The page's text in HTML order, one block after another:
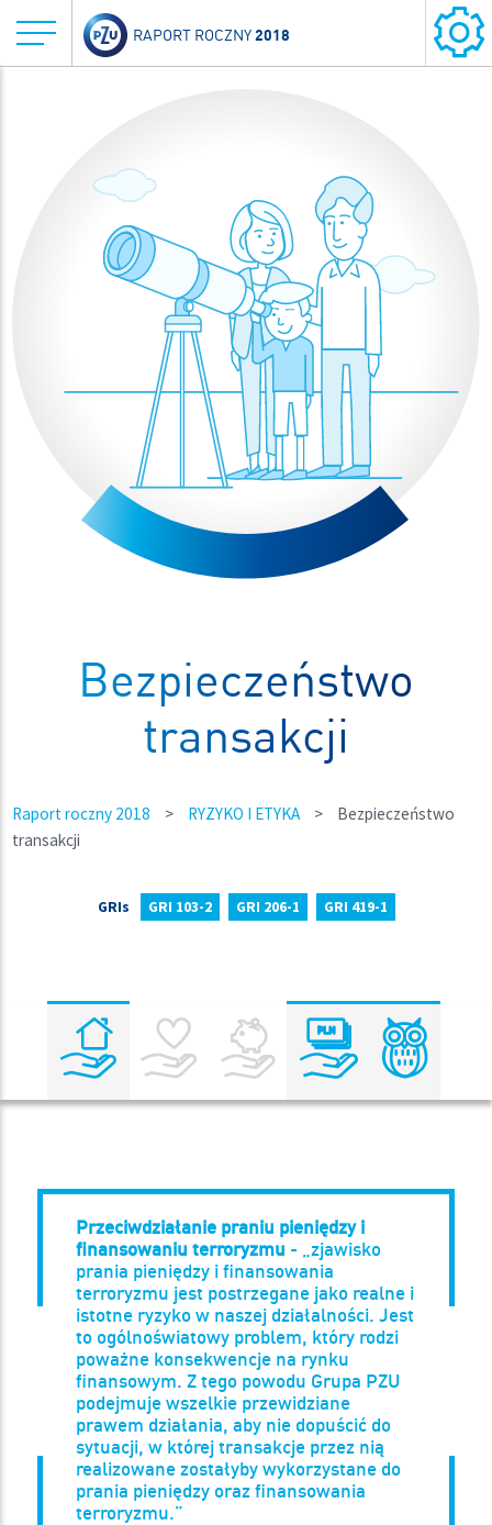
RAPORT ROCZNY2018
Bezpieczeństwo
transakcji
Raport roczny 2018 > RYZYKO I ETYKA >
Bezpieczeństwo
transakcji
GRIs GRI 103-2 GRI 206-1 GRI 419-1
Przeciwdziałanie praniu pieniędzy i
finansowaniu terroryzmu - „zjawisko
prania pieniędzy i finansowania
terroryzmu jest postrzegane jako realne i
istotne ryzyko w naszej działalności. Jest
to ogólnoświatowy problem, który rodzi
poważne konsekwencje na rynku
finansowym. Z tego powodu Grupa PZU
podejmuje wszelkie przewidziane
prawem działania, aby nie dopuścić do
sytuacji, w której transakcje przez nią
realizowane zostałyby wykorzystane do
prania pieniędzy oraz finansowania
terroryzmu.”